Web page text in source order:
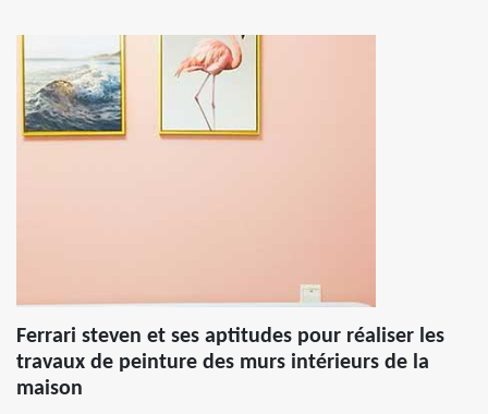
Ferrari steven et ses aptitudes pour réaliser les
travaux de peinture des murs intérieurs de la
maison